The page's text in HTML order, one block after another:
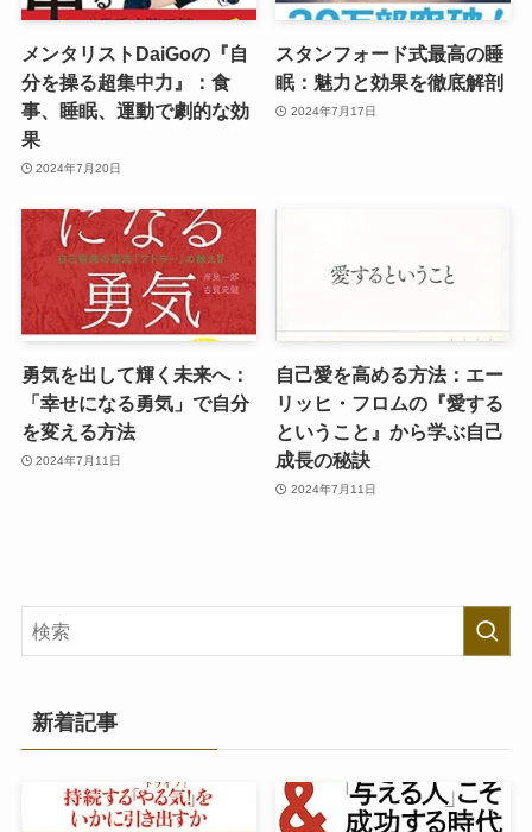
メンタリストDaiGoの『自
分を操る超集中力』：食
事、睡眠、運動で劇的な効
果
2024年7月20日
スタンフォード式最高の睡
眠：魅力と効果を徹底解剖
2024年7月17日
勇気を出して輝く未来へ：
「幸せになる勇気」で自分
を変える方法
2024年7月11日
自己愛を高める方法：エー
リッヒ・フロムの『愛する
ということ』から学ぶ自己
成長の秘訣
2024年7月11日
新着記事